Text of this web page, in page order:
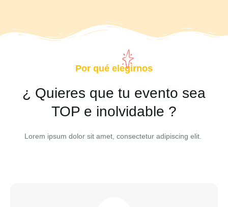
Por qué elegirnos
¿ Quieres que tu evento sea
TOP e inolvidable ?
Lorem ipsum dolor sit amet, consectetur adipiscing elit.